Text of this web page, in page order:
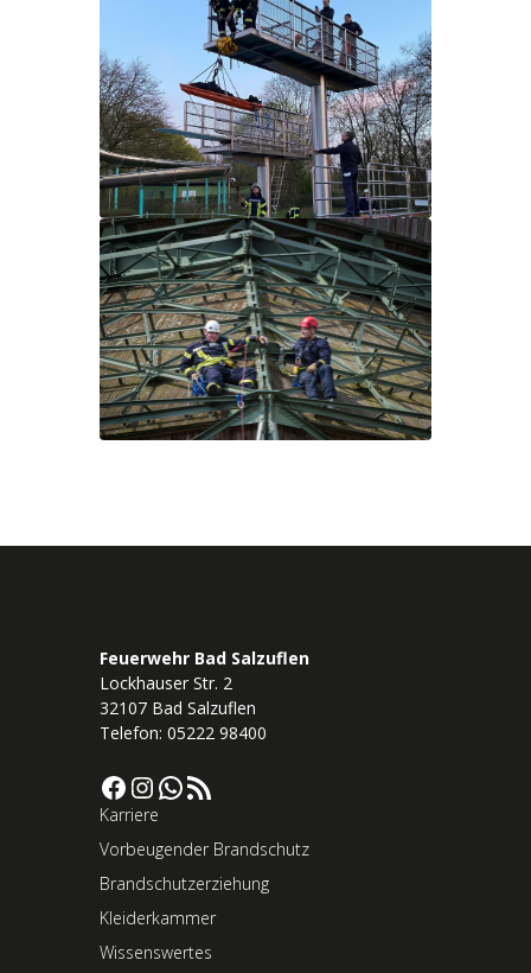
Feuerwehr Bad Salzuflen
Lockhauser Str. 2
32107 Bad Salzuflen
Telefon: 05222 98400
Facebook InstagramWhatsApp RSS-Feed
Karriere
Vorbeugender Brandschutz
Brandschutzerziehung
Kleiderkammer
Wissenswertes